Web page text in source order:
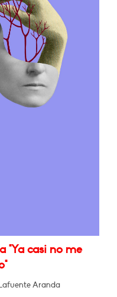
"Ya casi no me
Aranda